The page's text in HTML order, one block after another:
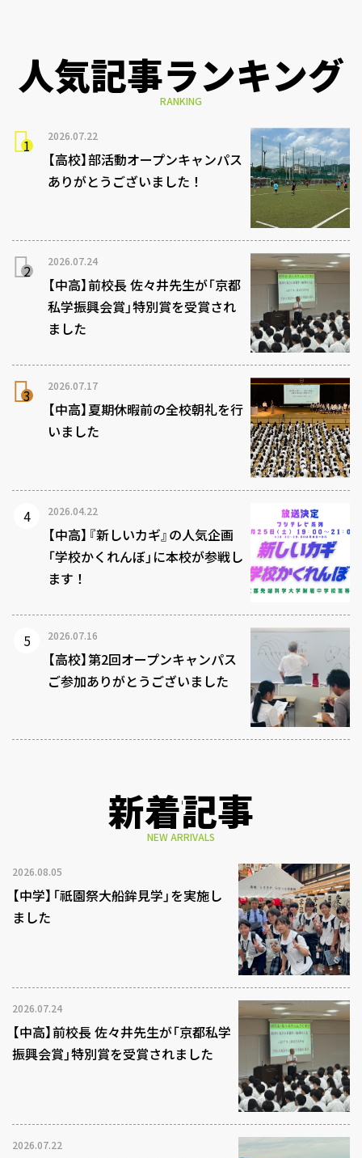
人気記事ランキング
RANKING
2026.07.22
【高校】部活動オープンキャンパス
ありがとうございました！
2026.07.24
【中高】前校長 佐々井先生が「京都
私学振興会賞」特別賞を受賞され
ました
2026.07.17
【中高】夏期休暇前の全校朝礼を行
いました
2026.04.22
【中高】『新しいカギ』の人気企画
「学校かくれんぼ」に本校が参戦し
ます！
2026.07.16
【高校】第2回オープンキャンパス
ご参加ありがとうございました
新着記事
NEW ARRIVALS
2026.08.05
【中学】「祇園祭大船鉾見学」を実施し
ました
2026.07.24
【中高】前校長 佐々井先生が「京都私学
振興会賞」特別賞を受賞されました
2026.07.22